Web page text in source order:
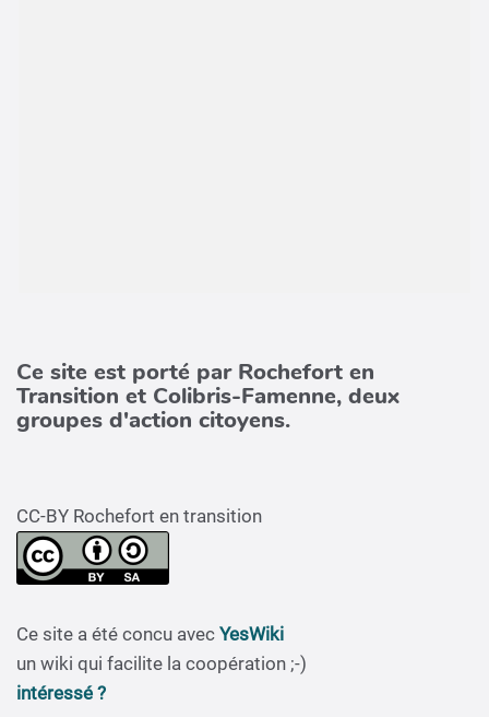
Ce site est porté par Rochefort en
Transition et Colibris-Famenne, deux
groupes d'action citoyens.
CC-BY Rochefort en transition
Ce site a été concu avec YesWiki
un wiki qui facilite la coopération ;-)
intéressé ?